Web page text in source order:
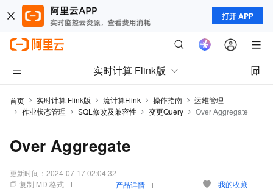
打开 APP
实时计算 Flink版
首页 实时计算 Flink版 流计算Flink 操作指南
运维管理
作业状态管理
SQL修改及兼容性 变更Query Over Aggregate
Over Aggregate
更新时间： 2024-07-17 02:04:32
复制 MD 格式
产品详情 我的收藏